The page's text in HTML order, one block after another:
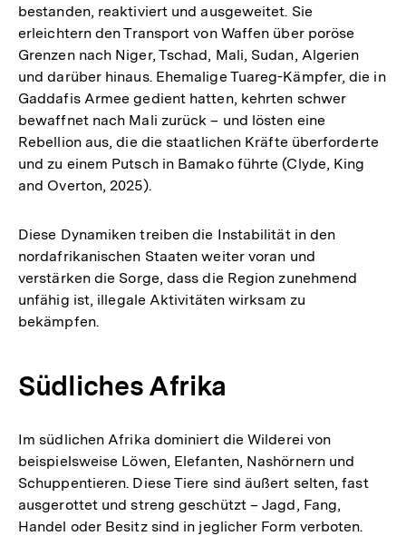
bestanden, reaktiviert und ausgeweitet. Sie
erleichtern den Transport von Waffen über poröse
Grenzen nach Niger, Tschad, Mali, Sudan, Algerien
und darüber hinaus. Ehemalige Tuareg-Kämpfer, die in
Gaddafis Armee gedient hatten, kehrten schwer
bewaffnet nach Mali zurück – und lösten eine
Rebellion aus, die die staatlichen Kräfte überforderte
und zu einem Putsch in Bamako führte (Clyde, King
and Overton, 2025).
Diese Dynamiken treiben die Instabilität in den
nordafrikanischen Staaten weiter voran und
verstärken die Sorge, dass die Region zunehmend
unfähig ist, illegale Aktivitäten wirksam zu
bekämpfen.
Südliches Afrika
Im südlichen Afrika dominiert die Wilderei von
beispielsweise Löwen, Elefanten, Nashörnern und
Schuppentieren. Diese Tiere sind äußert selten, fast
ausgerottet und streng geschützt – Jagd, Fang,
Handel oder Besitz sind in jeglicher Form verboten.